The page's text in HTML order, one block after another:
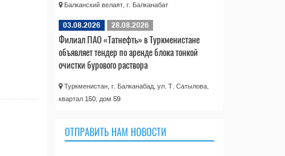
Балканский велаят, г. Балканабат
03.08.2026 28.08.2026
Филиал ПАО «Татнефть» в Туркменистане
объявляет тендер по аренде блока тонкой
очистки бурового раствора
Туркменистан, г. Балканабад, ул. Т. Сатылова,
квартал 150, дом 59
ОТПРАВИТЬ НАМ НОВОСТИ